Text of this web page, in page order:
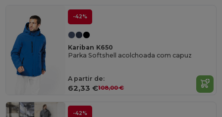
-42%
Kariban K650
Parka Softshell acolchoada com capuz
A partir de:
62,33 €108,00 €
-42%